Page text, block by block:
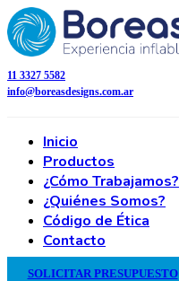
11 3327 5582
info@boreasdesigns.com.ar
Inicio
Productos
¿Cómo Trabajamos?
¿Quiénes Somos?
Código de Ética
Contacto
SOLICITAR PRESUPUESTO